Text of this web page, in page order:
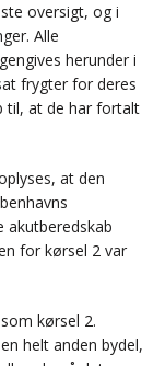
oversigt, og i
Alle
herunder i
frygter for deres
til, at de har fortalt
at den
for kørsel 2 var
kørsel 2.
helt anden bydel,